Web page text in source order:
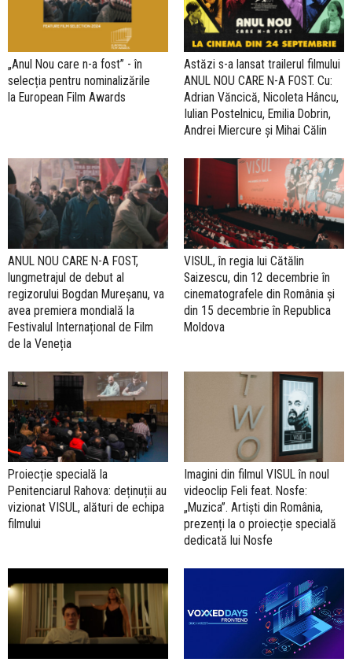
„Anul Nou care n-a fost” - în
selecția pentru nominalizările
la European Film Awards
Astăzi s-a lansat trailerul filmului
ANUL NOU CARE N-A FOST. Cu:
Adrian Văncică, Nicoleta Hâncu,
Iulian Postelnicu, Emilia Dobrin,
Andrei Miercure și Mihai Călin
ANUL NOU CARE N-A FOST,
lungmetrajul de debut al
regizorului Bogdan Mureșanu, va
avea premiera mondială la
Festivalul Internațional de Film
de la Veneția
VISUL, în regia lui Cătălin
Saizescu, din 12 decembrie în
cinematografele din România și
din 15 decembrie în Republica
Moldova
Proiecție specială la
Penitenciarul Rahova: deținuții au
vizionat VISUL, alături de echipa
filmului
Imagini din filmul VISUL în noul
videoclip Feli feat. Nosfe:
„Muzica”. Artiști din România,
prezenți la o proiecție specială
dedicată lui Nosfe